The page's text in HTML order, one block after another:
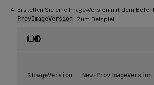
Erstellen Sie eine Image-Version mit dem Befehl
ProvImageVersion
. Zum Beispiel:
$ImageVersion = New- ProvImageVersion